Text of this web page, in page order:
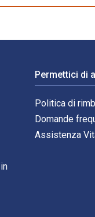
Permettici di
Politica di
Domande
Assistenza